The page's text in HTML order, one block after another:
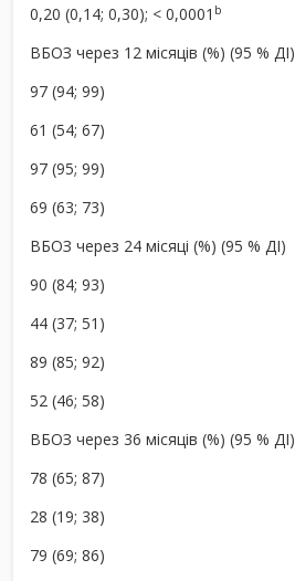
0,20 (0,14; 0,30); < 0,0001 b
ВБОЗ через 12 місяців (%) (95 % ДІ)
97 (94; 99)
61 (54; 67)
97 (95; 99)
69 (63; 73)
ВБОЗ через 24 місяці (%) (95 % ДІ)
90 (84; 93)
44 (37; 51)
89 (85; 92)
52 (46; 58)
ВБОЗ через 36 місяців (%) (95 % ДІ)
78 (65; 87)
28 (19; 38)
79 (69; 86)